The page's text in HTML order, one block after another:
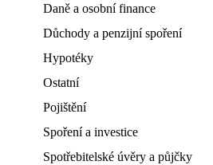
Daně a osobní finance
Důchody a penzijní spoření
Hypotéky
Ostatní
Pojištění
Spoření a investice
Spotřebitelské úvěry a půjčky